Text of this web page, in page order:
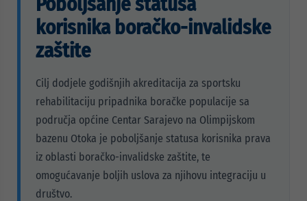
korisnika boračko-invalidske
zaštite
Cilj dodjele godišnjih akreditacija za sportsku
rehabilitaciju pripadnika boračke populacije sa
područja općine Centar Sarajevo na Olimpijskom
bazenu Otoka je poboljšanje statusa korisnika prava
iz oblasti boračko-invalidske zaštite, te
omogućavanje boljih uslova za njihovu integraciju u
društvo.